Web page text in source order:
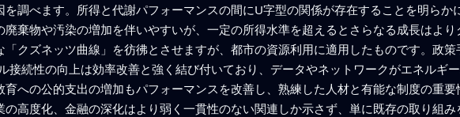
調べます。所得と代謝パフォーマンスの間にU字型の関係が存在することを明らか
棄物や汚染の増加を伴いやすいが、一定の所得水準を超えるとさらなる成長はよ
クズネッツ曲線」を彷彿とさせますが、都市の資源利用に適用したものです。政
接続性の向上は効率改善と強く結び付いており、データやネットワークがエネルギ
への公的支出の増加もパフォーマンスを改善し、熟練した人材と有能な制度の重
高度化、金融の深化はより弱く一貫性のない関連しか示さず、単に既存の取り組